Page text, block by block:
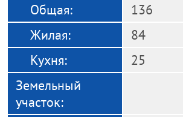
Общая:
136
Жилая:
84
Кухня:
25
Земельный
участок: